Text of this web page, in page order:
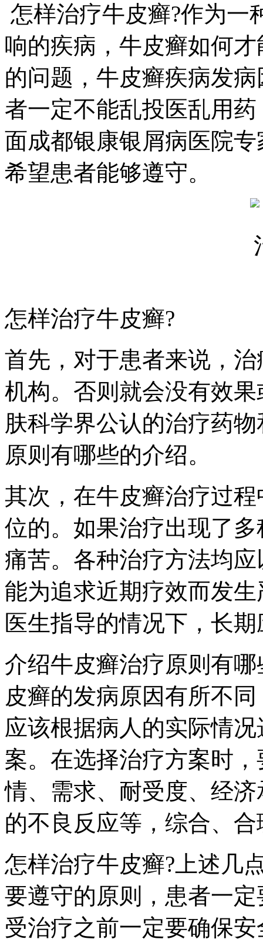
怎样治疗牛皮癣?作为一
响的疾病，牛皮癣如何
的问题，牛皮癣疾病发
者一定不能乱投医乱用
面成都银康银屑病医院
希望患者能够遵守。
怎样治疗牛皮癣?
首先，对于患者来说，
机构。否则就会没有效
肤科学界公认的治疗药
原则有哪些的介绍。
其次，在牛皮癣治疗过
位的。如果治疗出现了
痛苦。各种治疗方法均
能为追求近期疗效而发
医生指导的情况下，长
介绍牛皮癣治疗原则有
皮癣的发病原因有所不
应该根据病人的实际情
案。在选择治疗方案时
情、需求、耐受度、经
的不良反应等，综合、
怎样治疗牛皮癣?上述几
要遵守的原则，患者一
受治疗之前一定要确保